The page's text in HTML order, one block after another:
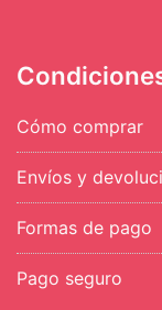
Cómo comprar
Envíos y
Formas de pago
Pago seguro